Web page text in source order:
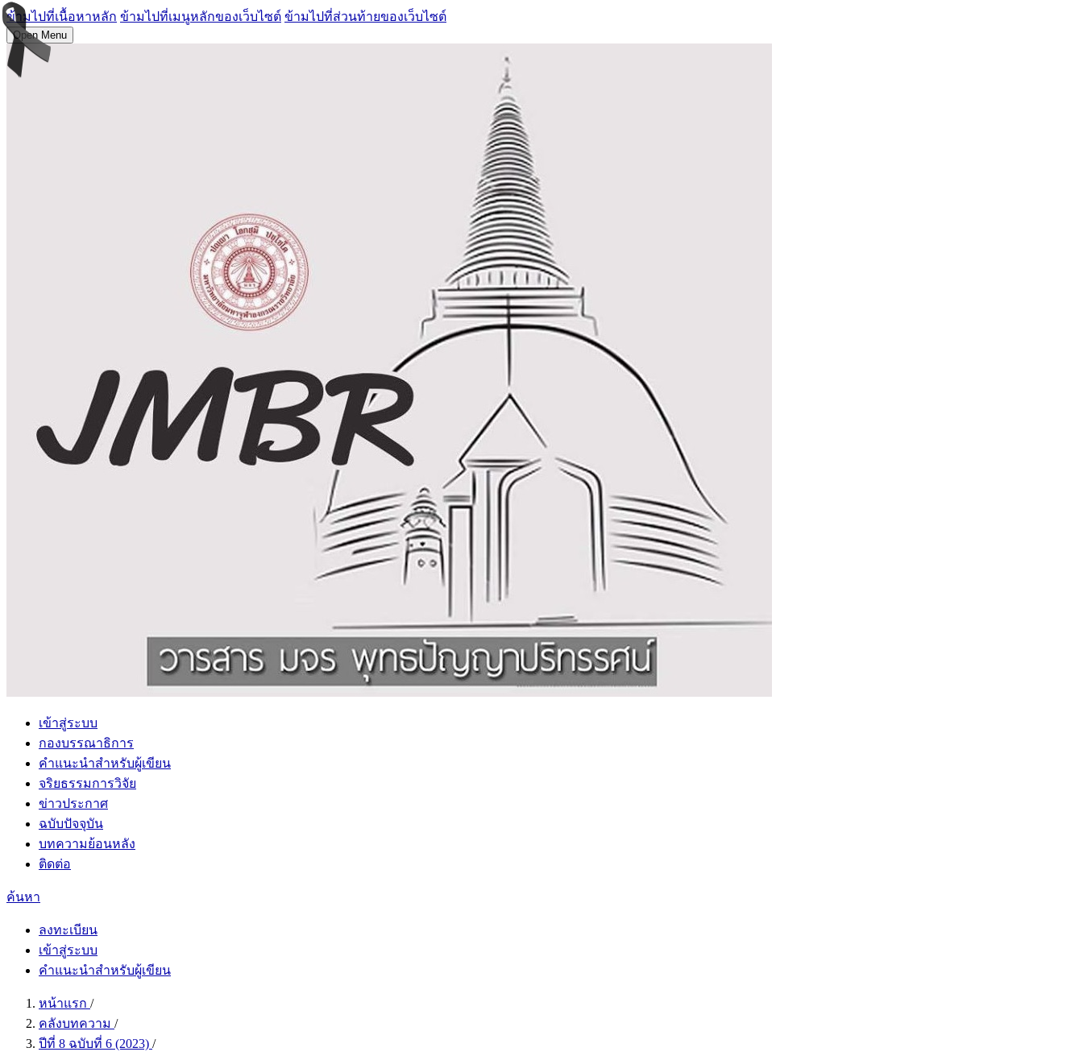
ข้ามไปที่เนื้อหาหลัก ข้ามไปที่เมนูหลักของเว็บไซต์ ข้ามไปที่ส่วนท้ายของเว็บไซต์
Open Menu
เข้าสู่ระบบ
กองบรรณาธิการ
คำแนะนำสำหรับผู้เขียน
จริยธรรมการวิจัย
ข่าวประกาศ
ฉบับปัจจุบัน
บทความย้อนหลัง
ติดต่อ
ค้นหา
ลงทะเบียน
เข้าสู่ระบบ
คำแนะนำสำหรับผู้เขียน
หน้าแรก /
คลังบทความ /
ปีที่ 8 ฉบับที่ 6 (2023) /